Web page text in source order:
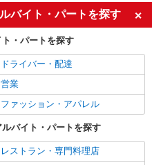
バイト・パートを探す
・パートを探す
ドライバー・配達
営業
ファッション・アパレル
バイト・パートを探す
レストラン・専門料理店